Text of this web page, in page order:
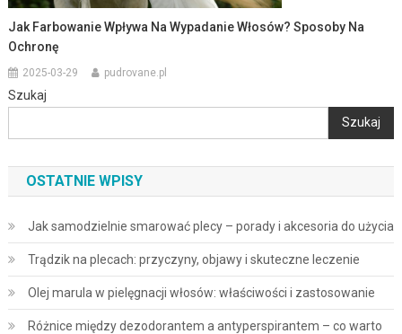
Jak Farbowanie Wpływa Na Wypadanie Włosów? Sposoby Na
Ochronę
2025-03-29 pudrovane.pl
Szukaj
Szukaj
OSTATNIE WPISY
Jak samodzielnie smarować plecy – porady i akcesoria do użycia
Trądzik na plecach: przyczyny, objawy i skuteczne leczenie
Olej marula w pielęgnacji włosów: właściwości i zastosowanie
Różnice między dezodorantem a antyperspirantem – co warto